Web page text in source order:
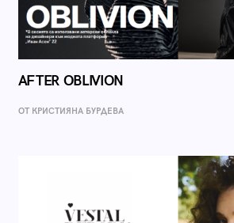
AFTER OBLIVION
ОТ КРИСТИЯНА БУРДЕВА